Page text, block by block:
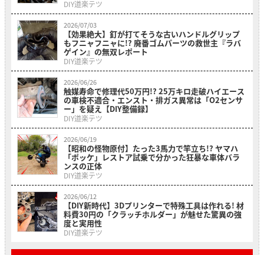
DIY道楽テツ
2026/07/03
【効果絶大】釘が打てそうな古いハンドルグリップ
もフニャフニャに!? 廃番ゴムパーツの救世主『ラバ
ゲイン』の無双レポート
DIY道楽テツ
2026/06/26
触媒寿命で修理代50万円!? 25万キロ走破ハイエース
の車検不適合・エンスト・排ガス異常は「O2センサ
ー」を疑え【DIY整備録】
DIY道楽テツ
2026/06/19
【昭和の怪物原付】たった3馬力で竿立ち!? ヤマハ
「ポッケ」レストア試乗で分かった狂暴な車体バラ
ンスの正体
DIY道楽テツ
2026/06/12
【DIY新時代】3Dプリンターで特殊工具は作れる! 材
料費30円の「クラッチホルダー」が魅せた驚異の強
度と実用性
DIY道楽テツ